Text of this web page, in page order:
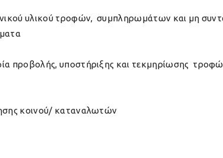
υλικού τροφών, συμπληρωμάτων και μη
προβολής, υποστήριξης και τεκμηρίωσης
κοινού/ καταναλωτών